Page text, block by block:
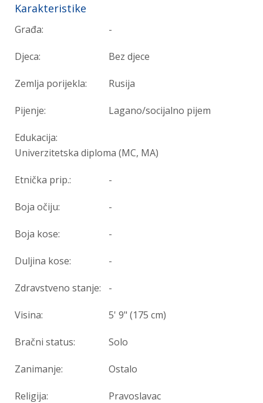
Karakteristike
Građa: -
Djeca: Bez djece
Zemlja porijekla: Rusija
Pijenje: Lagano/socijalno pijem
Edukacija:
Univerzitetska diploma (MC, MA)
Etnička prip.: -
Boja očiju: -
Boja kose: -
Duljina kose: -
Zdravstveno stanje: -
Visina: 5' 9" (175 cm)
Bračni status: Solo
Zanimanje: Ostalo
Religija: Pravoslavac